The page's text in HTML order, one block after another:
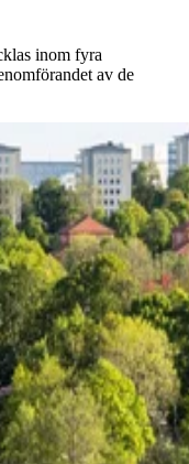
inom fyra
av de